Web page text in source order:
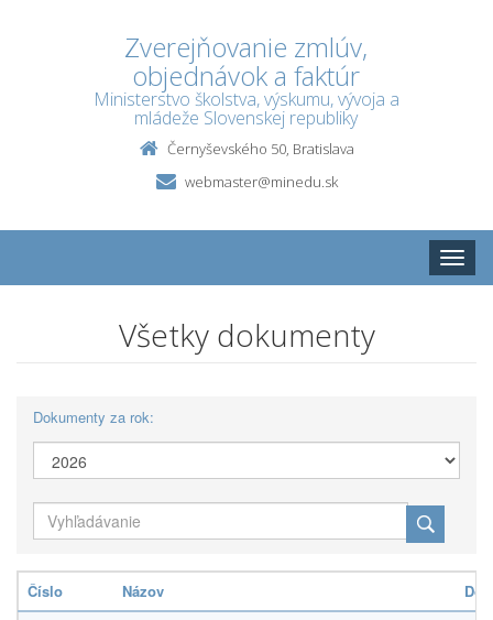
Zverejňovanie zmlúv,
objednávok a faktúr
Ministerstvo školstva, výskumu, vývoja a
mládeže Slovenskej republiky
Černyševského 50, Bratislava
webmaster@minedu.sk
Toggle
Všetky dokumenty
Dokumenty za rok:
Číslo Názov